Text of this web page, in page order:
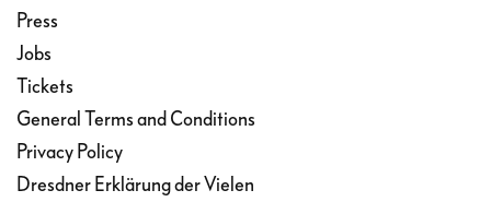
Press
Jobs
Tickets
General Terms and Conditions
Privacy Policy
Dresdner Erklärung der Vielen